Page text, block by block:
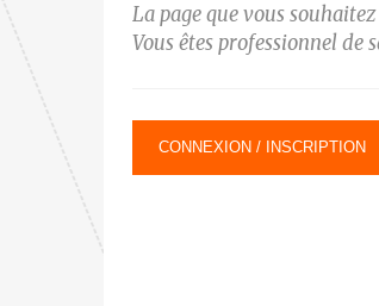
La page que vous
Vous êtes professionnel de
CONNEXION / INSCRIPTION